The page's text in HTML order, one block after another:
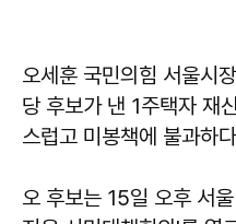
오세훈 국민의힘 서울시
당 후보가 낸 1주택자 재
스럽고 미봉책에 불과하
오 후보는 15일 오후 서